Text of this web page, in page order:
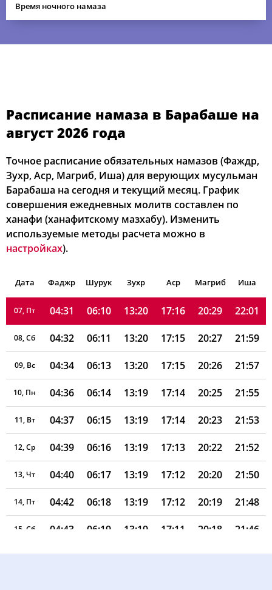
Время ночного намаза
Расписание намаза в Барабаше на
август 2026 года
Точное расписание обязательных намазов (Фаждр,
Зухр, Аср, Магриб, Иша) для верующих мусульман
Барабаша на сегодня и текущий месяц. График
совершения ежедневных молитв составлен по
ханафи (ханафитскому мазхабу). Изменить
используемые методы расчета можно в
настройках).
Дата Фаджр Шурук Зухр Аср Магриб Иша
02, Вс 04:23 06:05 13:20 17:18 20:35 22:09
03, Пн 04:24 06:06 13:20 17:18 20:34 22:08
04, Вт 04:26 06:07 13:20 17:17 20:33
05, Ср 04:28
06, Чт 04:29 06:09 13:20 17:16 20:30 22:02
07, Пт 04:31 06:10 13:20 17:16 20:29 22:01
08, Сб 04:32 06:11 13:20 17:15 20:27 21:59
09, Вс 04:34 06:13 13:20 17:15 20:26 21:57
10, Пн 04:36 06:14 13:19 17:14 20:25 21:55
11, Вт 04:37 06:15 13:19 17:14 20:23 21:53
12, Ср 04:39 06:16 13:19 17:13 20:22 21:52
13, Чт 04:40 06:17 13:19 17:12 20:20 21:50
14, Пт 04:42 06:18 13:19 17:12 20:19 21:48
15, Сб 04:43 06:19 13:19 17:11 20:18 21:46
16, Вс 04:45 06:20 13:18 17:10 20:16 21:44